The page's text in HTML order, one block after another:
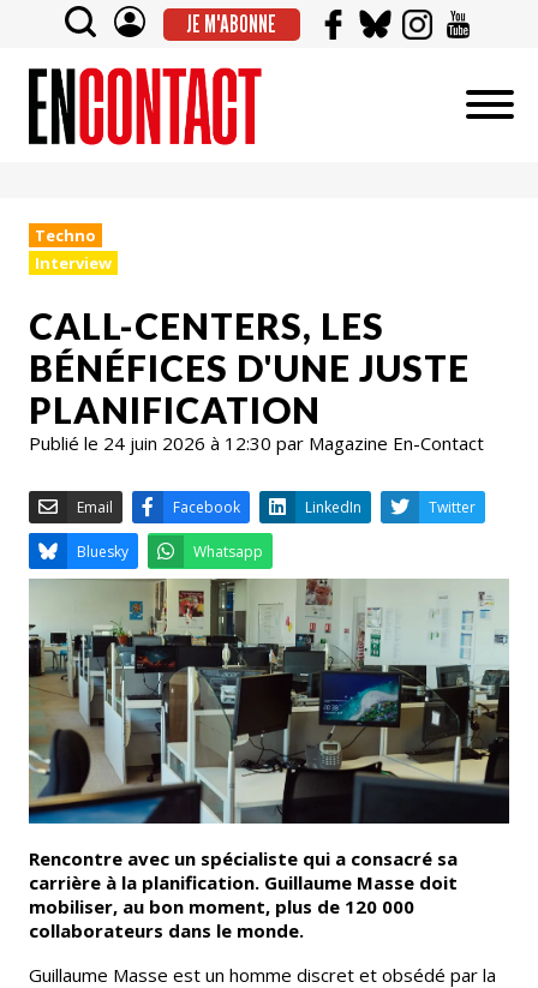
JE M'ABONNE
Techno
Interview
CALL-CENTERS, LES
BÉNÉFICES D'UNE JUSTE
PLANIFICATION
Publié le 24 juin 2026 à 12:30 par Magazine En-Contact
Email Facebook LinkedIn
Bluesky Whatsapp
Rencontre avec un spécialiste qui a consacré sa
carrière à la planification. Guillaume Masse doit
mobiliser, au bon moment, plus de 120 000
collaborateurs dans le monde.
Guillaume Masse est un homme discret et obsédé par la